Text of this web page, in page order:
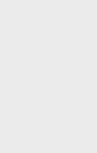
и получи